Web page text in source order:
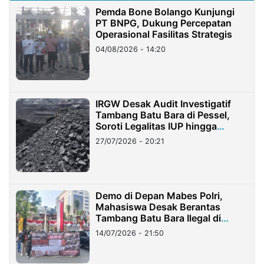
Pemda Bone Bolango Kunjungi
PT BNPG, Dukung Percepatan
Operasional Fasilitas Strategis
04/08/2026 - 14:20
IRGW Desak Audit Investigatif
Tambang Batu Bara di Pessel,
Soroti Legalitas IUP hingga
Stockpile
27/07/2026 - 20:21
Demo di Depan Mabes Polri,
Mahasiswa Desak Berantas
Tambang Batu Bara Ilegal di
Lampung
14/07/2026 - 21:50